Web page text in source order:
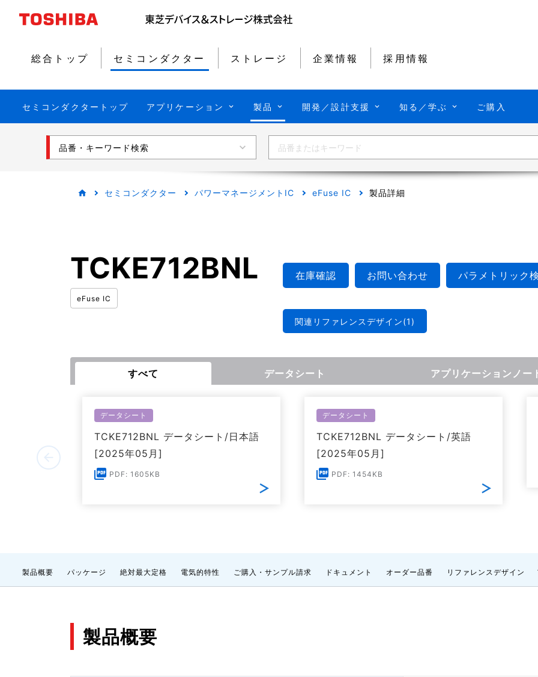
総合トップ セミコンダクター ストレージ 企業情報 採用情報
セミコンダクタートップ アプリケーション 製品 開発／設計支援 知る／学ぶ ご購入
品番・キーワード検索
セミコンダクター パワーマネージメントIC eFuse IC 製品詳細
TCKE712BNL
eFuse IC
在庫確認 お問い合わせ パラメトリック
関連リファレンスデザイン(1)
すべて データシート アプリケーションノー
データシート
TCKE712BNL データシート/日本語
[2025年05月]
PDF: 1605KB
データシート
TCKE712BNL データシート/英語
[2025年05月]
PDF: 1454KB
製品概要 パッケージ 絶対最大定格 電気的特性 ご購入・サンプル請求 ドキュメント オーダー品番 リファレンスデザイン
製品概要